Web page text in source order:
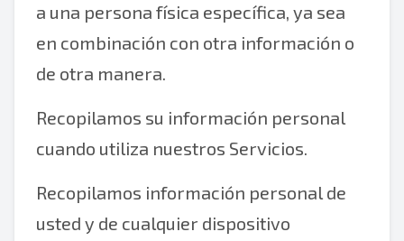
a una persona física específica, ya sea
en combinación con otra información o
de otra manera.
Recopilamos su información personal
cuando utiliza nuestros Servicios.
Recopilamos información personal de
usted y de cualquier dispositivo